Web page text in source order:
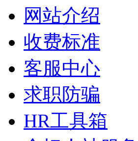
网站介绍
收费标准
客服中心
求职防骗
HR工具箱